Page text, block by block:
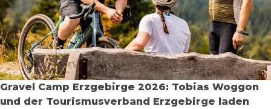
Gravel Camp Erzgebirge 2026: Tobias Woggon
und der Tourismusverband Erzgebirge laden